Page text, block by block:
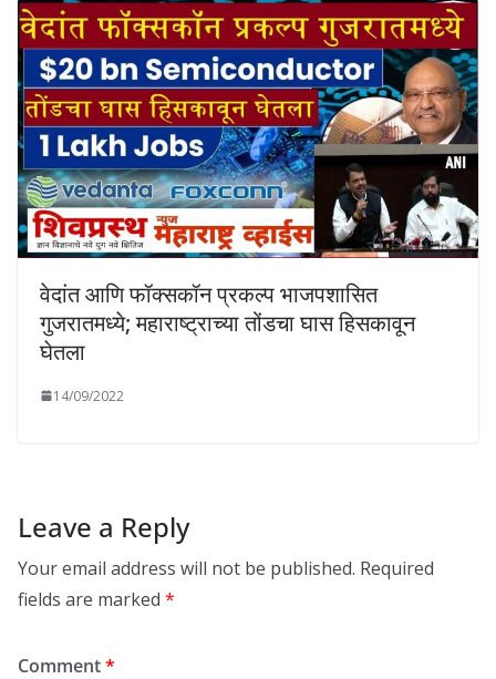
वेदांत आणि फॉक्सकॉन प्रकल्प भाजपशासित
गुजरातमध्ये; महाराष्ट्राच्या तोंडचा घास हिसकावून
घेतला
14/09/2022
Leave a Reply
Your email address will not be published. Required
fields are marked *
Comment*